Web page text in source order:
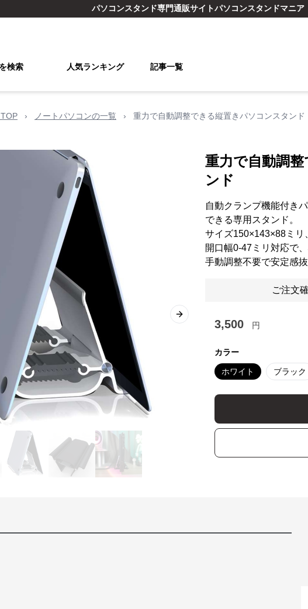
パソコンスタンド専門通販サイトパソコンスタンドマニア
検索 人気ランキング 記事一覧
› ノートパソコンの一覧 › 重力で自動調整できる縦置きパソコンスタンド
Next slide
重力で自動調
ンド
自動クランプ機能付き
できる専用スタンド。
サイズ150×143×88ミリ
開口幅0-47ミリ対応で
手動調整不要で安定感
ご注文
3,500 円
カラー
ホワイト ブラック